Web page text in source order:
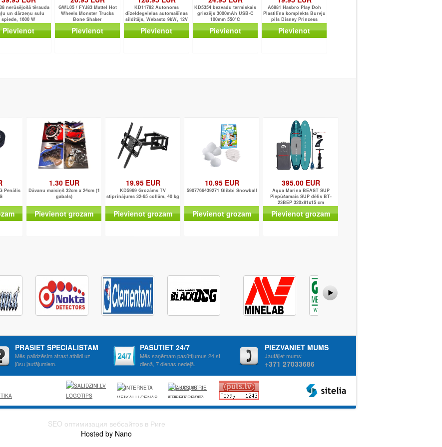
nerūsējošā tērauda
un dārzeņu sulu
spiede, 1600 W
Pievienot
GWL05 / FYJ83 Mattel Hot
Wheels Monster Trucks
Bone Shaker
Pievienot
KD11782 Autonoms
dīzeldegvielas automašīnas
sildītājs, Webasto 9kW, 12V
Pievienot
KD5354 bezvadu termiskais
griezējs 3000mAh USB-C
100mm 550°C
Pievienot
A6881 Hasbro Play Doh
Plastilīna komplekts Burvju
pils Disney Princess
Pievienot
Penālis
1.30 EUR
Dāvanu maisiņš 32cm x 24cm (1
gabals)
Pievienot grozam
19.95 EUR
KD5969 Grozāms TV
stiprinājums 32-65 collām, 40 kg
Pievienot grozam
10.95 EUR
5907766439271 Glibbi Snowball
Pievienot grozam
395.00 EUR
Aqua Marina BEAST SUP
Piepūšamais SUP dēlis BT-
23BEP 320x81x15 cm
Pievienot grozam
PRASIET SPECIĀLISTAM
Mēs palidzēsim atrast atbildi uz
jūsu jautājumiem.
PASŪTIET 24/7
Mēs saņēmam pasūtījumus 24 st
dienā, 7 dienas nedeļā.
PIEZVANIET MUMS
Jautājiet mums:
+371 27033686
AKCIJAS, ATRIE
KREDITI, OCTA,
KASKO,
SEO оптимизация вебсайтов в Риге
Hosted by Nano